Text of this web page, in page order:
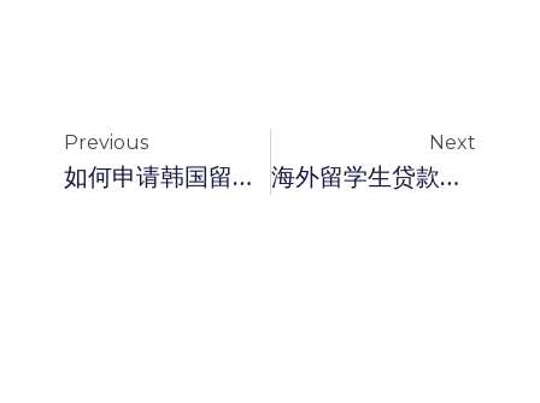
Previous
如何申请韩国留学生贷款
Next
海外留学生贷款业务介绍